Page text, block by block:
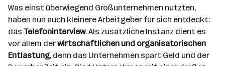
Was einst überwiegend Großunternehmen nutzten,
haben nun auch kleinere Arbeitgeber für sich entdeckt:
das Telefoninterview. Als zusätzliche Instanz dient es
vor allem derwirtschaftlichen und organisatorischen
Entlastung, denn das Unternehmen spart Geld und der